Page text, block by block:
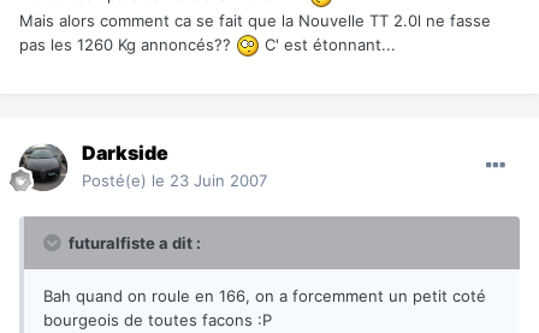
Mais alors comment ca se fait que la Nouvelle TT 2.0l ne fasse
pas les 1260 Kg annoncés??
C' est étonnant...
Darkside
Posté(e) le 23 Juin 2007
futuralfiste a dit :
Bah quand on roule en 166, on a forcemment un petit coté
bourgeois de toutes facons :P